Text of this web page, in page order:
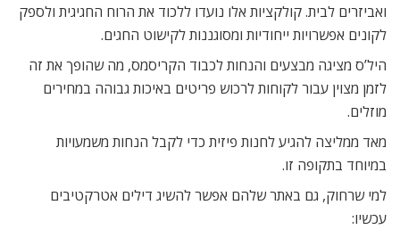
ואביזרים לבית. קולקציות אלו נועדו ללכוד את הרוח החגיגית ולספק
לקונים אפשרויות ייחודיות ומסוגננות לקישוט החגים.
היל’ס מציגה מבצעים והנחות לכבוד הקריסמס, מה שהופך את זה
לזמן מצוין עבור לקוחות לרכוש פריטים באיכות גבוהה במחירים
מוזלים.
מאד ממליצה להגיע לחנות פיזית כדי לקבל הנחות משמעויות
במיוחד בתקופה זו.
למי שרחוק, גם באתר שלהם אפשר להשיג דילים אטרקטיבים
עכשיו: